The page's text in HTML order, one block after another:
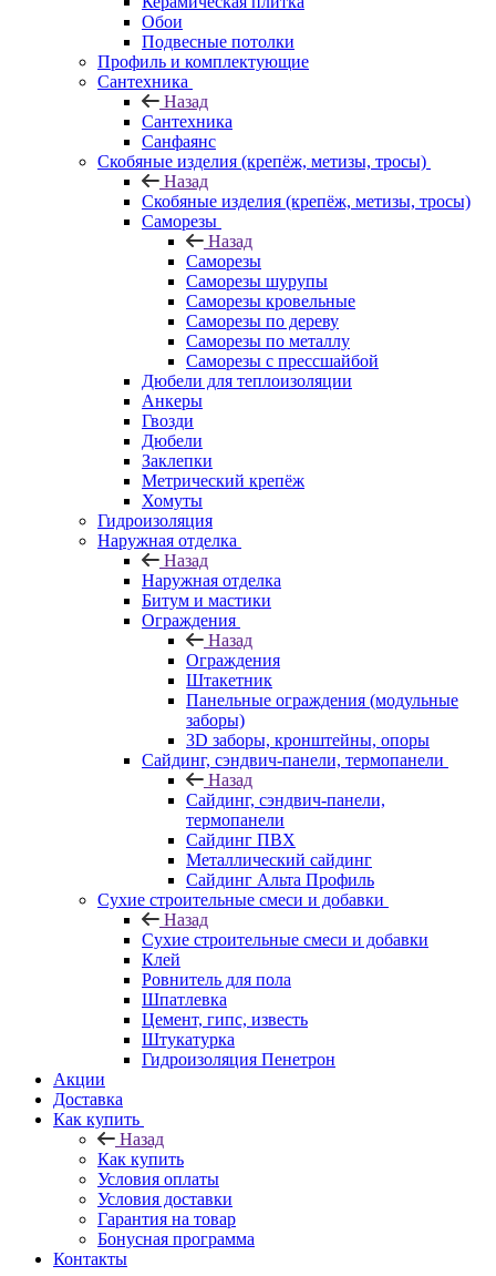
Обои
Подвесные потолки
Профиль и комплектующие
Сантехника
Назад
Сантехника
Санфаянс
Скобяные изделия (крепёж, метизы, тросы)
Назад
Скобяные изделия (крепёж, метизы, тросы)
Саморезы
Назад
Саморезы
Саморезы шурупы
Саморезы кровельные
Саморезы по дереву
Саморезы по металлу
Саморезы с прессшайбой
Дюбели для теплоизоляции
Анкеры
Гвозди
Дюбели
Заклепки
Метрический крепёж
Хомуты
Гидроизоляция
Наружная отделка
Назад
Наружная отделка
Битум и мастики
Ограждения
Назад
Ограждения
Штакетник
Панельные ограждения (модульные
заборы)
3D заборы, кронштейны, опоры
Cайдинг, сэндвич-панели, термопанели
Назад
Cайдинг, сэндвич-панели,
термопанели
Сайдинг ПВХ
Металлический сайдинг
Сайдинг Альта Профиль
Сухие строительные смеси и добавки
Назад
Сухие строительные смеси и добавки
Клей
Ровнитель для пола
Шпатлевка
Цемент, гипс, известь
Штукатурка
Гидроизоляция Пенетрон
Акции
Доставка
Как купить
Назад
Как купить
Условия оплаты
Условия доставки
Гарантия на товар
Бонусная программа
Контакты